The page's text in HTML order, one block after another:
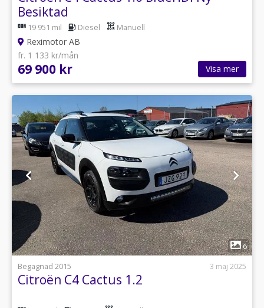
Besiktad
19 951 mil Diesel Manuell
Reximotor AB
fr. 1 133 kr/mån
69 900 kr Visa mer
1
6
Begagnad 2015
3 maj 2025
Citroën C4 Cactus 1.2